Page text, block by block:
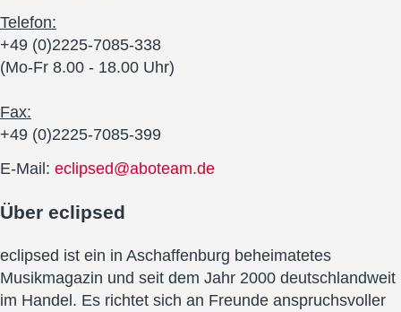
Telefon:
+49 (0)2225-7085-338
(Mo-Fr 8.00 - 18.00 Uhr)
Fax:
+49 (0)2225-7085-399
E-Mail: eclipsed@aboteam.de
Über eclipsed
eclipsed ist ein in Aschaffenburg beheimatetes
Musikmagazin und seit dem Jahr 2000 deutschlandweit
im Handel. Es richtet sich an Freunde anspruchsvoller